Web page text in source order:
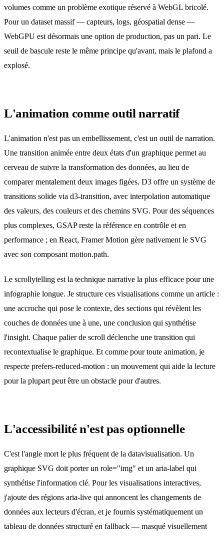
volumes comme un problème exotique réservé à WebGL bricolé.
Pour un dataset massif — capteurs, logs, géospatial dense —
WebGPU est désormais une option de production, pas un pari. Le
seuil de bascule reste le même principe qu'avant, mais le plafond a
explosé.
L'animation comme outil narratif
L'animation n'est pas un embellissement, c'est un outil de narration.
Une transition animée entre deux états d'un graphique permet au
cerveau de suivre la transformation des données, au lieu de
comparer mentalement deux images figées. D3 offre un système de
transitions solide via d3-transition, avec interpolation automatique
des valeurs, des couleurs et des chemins SVG. Pour des séquences
plus complexes, GSAP reste la référence en contrôle et en
performance ; en React, Framer Motion gère nativement le SVG
avec son composant motion.path.
Le scrollytelling est la technique narrative la plus efficace pour une
infographie longue. Je structure ces visualisations comme un article :
une accroche qui pose le contexte, des sections qui révèlent les
couches de données une à une, une conclusion qui synthétise
l'insight. Chaque palier de scroll déclenche une transition qui
recontextualise le graphique. Et comme pour toute animation, je
respecte prefers-reduced-motion : un mouvement qui aide la lecture
pour la plupart peut être un obstacle pour d'autres.
L'accessibilité n'est pas optionnelle
C'est l'angle mort le plus fréquent de la datavisualisation. Un
graphique SVG doit porter un role="img" et un aria-label qui
synthétise l'information clé. Pour les visualisations interactives,
j'ajoute des régions aria-live qui annoncent les changements de
données aux lecteurs d'écran, et je fournis systématiquement un
tableau de données structuré en fallback — masqué visuellement